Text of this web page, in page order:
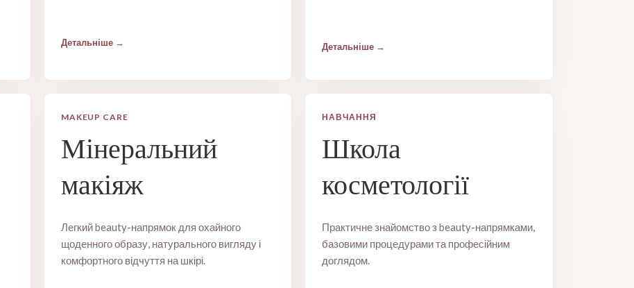
Детальніше Детальніше
MAKEUP CARE
Мінеральний
макіяж
Легкий beauty-напрямок для охайного
щоденного образу, натурального вигляду і
комфортного відчуття на шкірі.
НАВЧАННЯ
Школа
косметології
Практичне знайомство з beauty-напрямками,
базовими процедурами та професійним
доглядом.